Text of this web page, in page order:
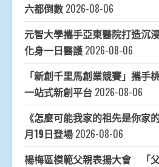
六都倒數 2026-08-06
元智大學攜手亞東醫院打造
化身一日醫護 2026-08-06
「新創千里馬創業競賽」攜
一站式新創平台 2026-08-06
《怎麼可能我家的祖先是你
月19日登場 2026-08-06
楊梅區模範父親表揚大會 「